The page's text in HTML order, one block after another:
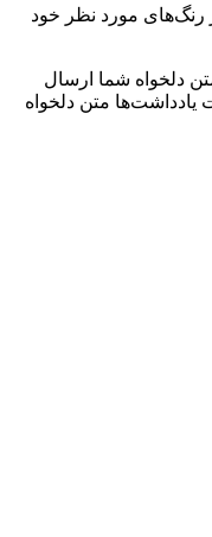
رنگ‌های مورد نظر خود
دلخواه شما ارسال
متن دلخواه